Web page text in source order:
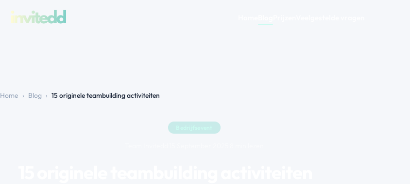
Home › Blog › 15 originele teambuilding activiteiten